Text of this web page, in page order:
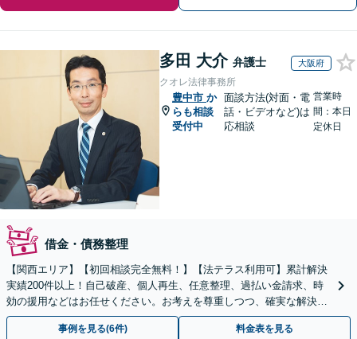
多田 大介 弁護士 大阪府
クオレ法律事務所
豊中市 か
らも相談
受付中
面談方法(対面・電
話・ビデオなど)は
応相談
営業時
間：本日
定休日
借金・債務整理
【関西エリア】【初回相談完全無料！】【法テラス利用可】累計解決
実績200件以上！自己破産、個人再生、任意整理、過払い金請求、時
効の援用などはお任せください。お考えを尊重しつつ、確実な解決を
目指します【休日・夜間相談可】【弁護士歴15年以上】
事例を見る(6件) 料金表を見る